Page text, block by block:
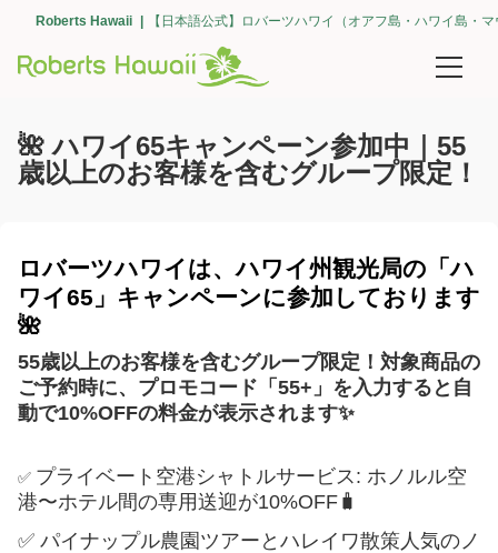
Roberts Hawaii 【日本語公式】ロバーツハワイ（オアフ島・ハワイ島・
団体予約
【オアフ島】空港送迎（ホノルル・全て）
【オアフ島】エリアで選ぶ（ワイキキ）
【オアフ島】エリアで選ぶ（コオリナ・カポレイ）
【オアフ島】ホノルル クルーズ ターミナル（空港間・ワイキキ間）の送迎
【ハワイ島】空港送迎
🌺 ハワイ65キャンペーン参加中｜55
歳以上のお客様を含むグループ限定！
ロバーツハワイは、ハワイ州観光局の「ハ
ワイ65」キャンペーンに参加しております
🌺
55歳以上のお客様を含むグループ限定！ 対象商品の
ご予約時に、 プロモコード「55+」を入力すると 自
動で10%OFFの料金が表示されます✨
✅ プライベート空港シャトルサービス: ホノルル空
港〜ホテル間の専用送迎が10%OFF🧳
✅ パイナップル農園ツアーとハレイワ散策 人気のノ